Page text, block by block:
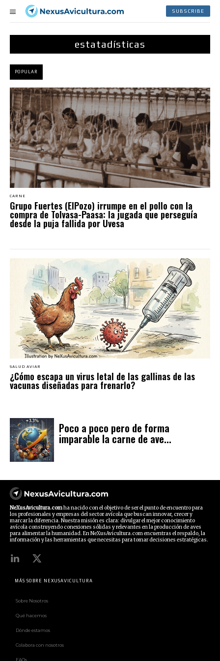
SUBSCRIBE
estatadísticas
POPULAR
CARNE
Grupo Fuertes (ElPozo) irrumpe en el pollo con la
compra de Tolvasa-Paasa: la jugada que perseguía
desde la puja fallida por Uvesa
SALUD AVIAR
¿Cómo escapa un virus letal de las gallinas de las
vacunas diseñadas para frenarlo?
Poco a poco pero de forma
imparable la carne de ave...
NeXusAvicultura.comha nacido con el objetivo de ser el punto de encuentro para
los profesionales y empresas del sector avícola que buscan innovar, crecer y
marcar la diferencia. Nuestra misión es clara: divulgar el mejor conocimiento
avícola construyendo conexiones sólidas y relevantes en la producción de aves
para alimentar la humanidad. En NeXusAvicultura.com encuentras el respaldo, la
información y las herramientas que necesitas para tomar decisiones estratégicas.
MÁS SOBRE NEXUSAVICULTURA
Sobre Nosotros
Qué hacemos
Dónde estamos
Colabora con nosotros
FAQs